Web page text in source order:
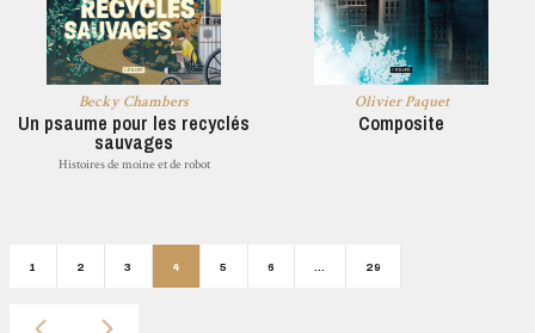
Becky Chambers
Un psaume pour les recyclés
sauvages
Histoires de moine et de robot
Olivier Paquet
Composite
1 2 3 4 5 6 29